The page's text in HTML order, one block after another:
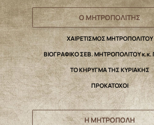
Ο ΜΗΤΡΟΠΟΛΙΤΗΣ
ΧΑΙΡΕΤΙΣΜΟΣ ΜΗΤΡΟΠΟΛΙΤΟΥ
ΒΙΟΓΡΑΦΙΚΟ ΣΕΒ. ΜΗΤΡΟΠΟΛΙΤΟΥ κ.κ.
ΤΟ ΚΗΡΥΓΜΑ ΤΗΣ ΚΥΡΙΑΚΗΣ
ΠΡΟΚΑΤΟΧΟΙ
Η ΜΗΤΡΟΠΟΛΗ